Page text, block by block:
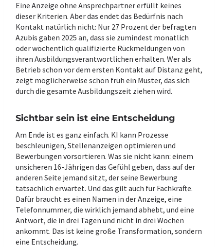
Eine Anzeige ohne Ansprechpartner erfüllt keines
dieser Kriterien. Aber das endet das Bedürfnis nach
Kontakt natürlich nicht: Nur 27 Prozent der befragten
Azubis gaben 2025 an, dass sie zumindest monatlich
oder wöchentlich qualifizierte Rückmeldungen von
ihren Ausbildungsverantwortlichen erhalten. Wer als
Betrieb schon vor dem ersten Kontakt auf Distanz geht,
zeigt möglicherweise schon früh ein Muster, das sich
durch die gesamte Ausbildungszeit ziehen wird.
Sichtbar sein ist eine Entscheidung
Am Ende ist es ganz einfach. KI kann Prozesse
beschleunigen, Stellenanzeigen optimieren und
Bewerbungen vorsortieren. Was sie nicht kann: einem
unsicheren 16-Jährigen das Gefühl geben, dass auf der
anderen Seite jemand sitzt, der seine Bewerbung
tatsächlich erwartet. Und das gilt auch für Fachkräfte.
Dafür braucht es einen Namen in der Anzeige, eine
Telefonnummer, die wirklich jemand abhebt, und eine
Antwort, die in drei Tagen und nicht in drei Wochen
ankommt. Das ist keine große Transformation, sondern
eine Entscheidung.